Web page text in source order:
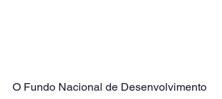
O Fundo Nacional de Desenvolvimento